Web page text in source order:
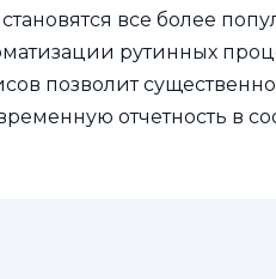
все более
рутинных
позволит
отчетность в